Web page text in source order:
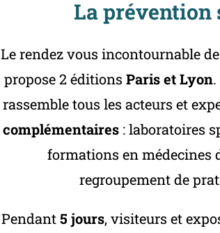
La prévention
Le rendez vous incontournable
propose 2 éditions Pariset Lyon
rassemble tous les acteurs et
complémentaires : laboratoires
formations en médecines
regroupement de
Pendant5 jours, visiteurs et